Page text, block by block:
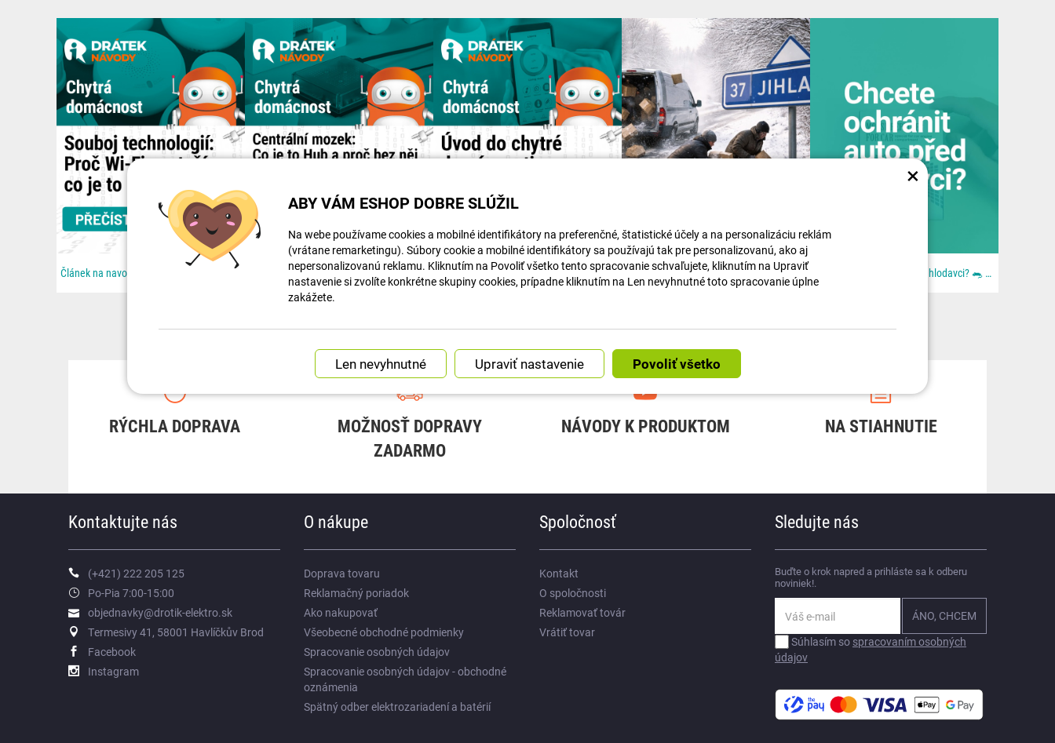
ABY VÁM ESHOP DOBRE SLÚŽIL
Na webe používame cookies a mobilné identifikátory na preferenčné, štatistické účely a na personalizáciu reklám
(vrátane remarketingu). Súbory cookie a mobilné identifikátory sa používajú tak pre personalizovanú, ako aj
nepersonalizovanú reklamu. Kliknutím na Povoliť všetko tento spracovanie schvaľujete, kliknutím na Upraviť
nastavenie si zvolíte konkrétne skupiny cookies, prípadne kliknutím na Len nevyhnutné toto spracovanie úplne
zakážete.
Upraviť nastavenie
×
Článek na navody.dratek.cz a Souboj technologií: Proč Wi-Fi nestačí a co je to Zigbee. Odkaz také v... Článek na navody.dratek.cz a Centrální mozek: Co je to Hub a proč bez něj chytrou domácnost... Článek na navody.dratek.cz a Úvod do chytré domácnosti. Odkaz také v BIO.... 🚚🎄 Ježíšek jel moc rychle. Lidi byli ještě rychlejší. Aneb: když se blbě zavřou dveře. Z dodávky... Chcete ochránit auto před hlodavci? 🐀 📦 Všechno najdeš u nás na 👉 dratek.cz #arduino...
RÝCHLA DOPRAVA
MOŽNOSŤ DOPRAVY
ZADARMO
NÁVODY K PRODUKTOM NA STIAHNUTIE
Kontaktujte nás
(+421) 222 205 125
Po-Pia 7:00-15:00
objednavky@drotik-elektro.sk
Termesivy 41, 58001 Havlíčkův Brod
Facebook
Instagram
O nákupe
Doprava tovaru
Reklamačný poriadok
Ako nakupovať
Všeobecné obchodné podmienky
Spracovanie osobných údajov
Spracovanie osobných údajov - obchodné
oznámenia
Spätný odber elektrozariadení a batérií
Spoločnosť
Kontakt
O spoločnosti
Reklamovať továr
Vrátiť tovar
Sledujte nás
Buďte o krok napred a prihláste sa k odberu
noviniek!.
Súhlasím so spracovaním osobných
údajov